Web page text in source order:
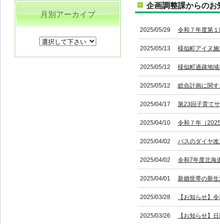
企画調整課からのお
2025/05/29 令和７年度第
2025/05/13 様似町アイヌ
2025/05/12 様似町過疎地
2025/05/12 総合計画に関
2025/04/17 第23回子育て
2025/04/10 令和７年（
2025/04/02 バスのダイヤ
2025/04/02 令和7年度北海
2025/04/01 新婚世帯の新
2025/03/28 【お知らせ】
2025/03/26 【お知らせ】
月別アーカイブ